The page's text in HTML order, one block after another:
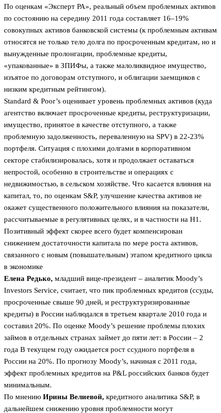
По оценкам «Эксперт РА», реальный объем проблемных активов
по состоянию на середину 2011 года составляет 16–19%
совокупных активов банковской системы (к проблемным активам
относятся не только тело долга по просроченным кредитам, но и
вынужденные пролонгации, проблемные кредиты,
«упакованные» в ЗПИФы, а также малоликвидное имущество,
изъятое по договорам отступного, и облигации заемщиков с
низким кредитным рейтингом).
Standard & Poor’s оценивает уровень проблемных активов (куда
агентство включает просроченные кредиты, реструктуризации,
имущество, принятое в качестве отступного, а также
проблемную задолженность, переваленную на SPV) в 22-23%
портфеля. Ситуация с плохими долгами в корпоративном
секторе стабилизировалась, хотя и продолжает оставаться
непростой, особенно в строительстве и операциях с
недвижимостью, в сельском хозяйстве. Что касается влияния на
капитал, то, по оценкам S&P, улучшение качества активов не
окажет существенного положительного влияния на показатели,
рассчитываемые в регулятивных целях, и в частности на Н1.
Позитивный эффект скорее всего будет компенсирован
снижением достаточности капитала по мере роста активов,
связанного с новым (повышательным) этапом кредитного цикла
в экономике
Елена Редько, младший вице-президент – аналитик Moody’s
Investors Service, считает, что пик проблемных кредитов (ссуды,
просроченные свыше 90 дней, и реструктуризированные
кредиты) в России наблюдался в третьем квартале 2010 года и
составил 20%. По оценке Moody’s решение проблемы плохих
займов в отдельных странах займет до пяти лет: в России – 2
года В текущем году ожидается рост ссудного портфеля в
России на 20%. По прогнозу Moody’s, начиная с 2011 года,
эффект проблемных кредитов на P&L российских банков будет
минимальным.
По мнению Ирины Велиевой, кредитного аналитика S&P, в
дальнейшем снижению уровня проблемности могут